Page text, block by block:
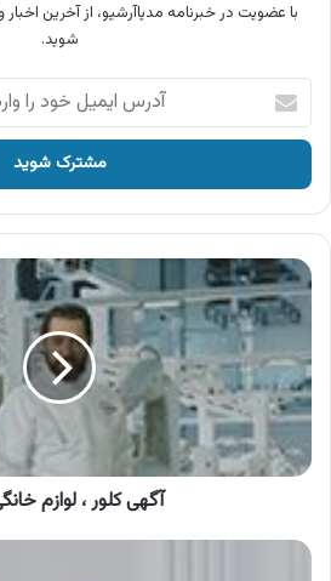
با عضویت در خبرنامه مدیاآرشیو، از آخرین اخبار
شوید.
آدرس
ایمیل
خود
وارد
کنید
آگهی
کلور
خانگی
کلور
آگهی کلور ، لوازم
آگهی